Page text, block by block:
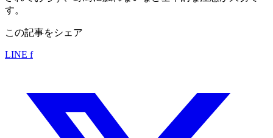
す。
この記事をシェア
LINE f